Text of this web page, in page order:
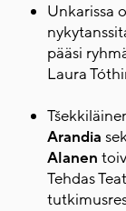
Unkarissa
pääsi
Laura
Arandia
Alanen
Tehdas